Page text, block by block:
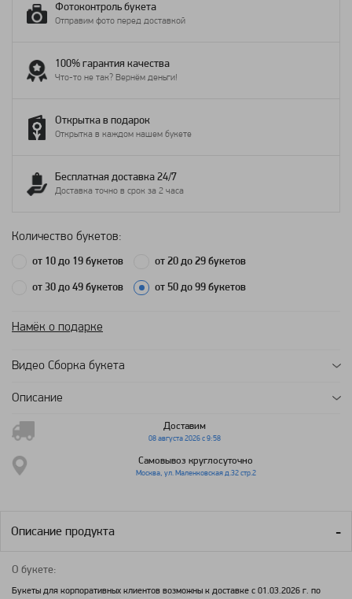
Фотоконтроль букета
Отправим фото перед доставкой
100% гарантия качества
Что-то не так? Вернём деньги!
Открытка в подарок
Открытка в каждом нашем букете
Бесплатная доставка 24/7
Доставка точно в срок за 2 часа
Количество букетов:
от 10 до 19 букетов от 20 до 29 букетов
от 30 до 49 букетов от 50 до 99 букетов
Намёк о подарке
Видео Сборка букета
Описание
Доставим
08 августа 2026 с 9:58
Самовывоз круглосуточно
Москва, ул. Маленковская д.32 стр.2
Описание продукта
О букете:
Букеты для корпоративных клиентов возможны к доставке с 01.03.2026 г. по